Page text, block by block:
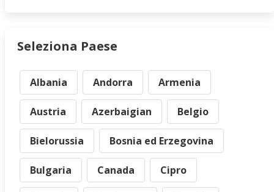
Seleziona Paese
Albania Andorra Armenia
Austria Azerbaigian Belgio
Bielorussia Bosnia ed Erzegovina
Bulgaria Canada Cipro